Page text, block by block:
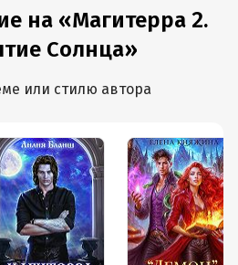
на «Магитерра 2.
Солнца»
или стилю автора